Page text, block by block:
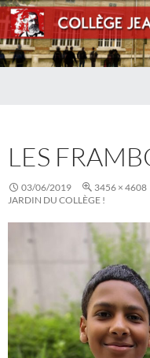
LES
03/06/2019 3456 × 4608
JARDIN DU COLLÈGE !